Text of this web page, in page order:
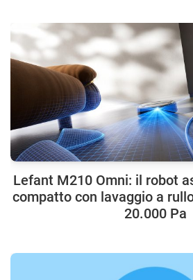
Lefant M210 Omni: il robot
compatto con lavaggio a
20.000 Pa